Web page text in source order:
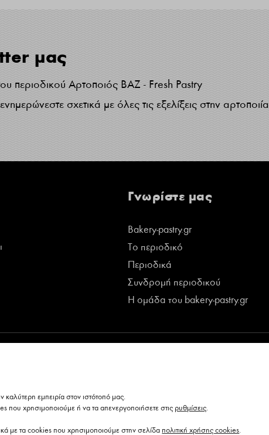
μας
περιοδικού Αρτοποιός ΒΑΖ - Fresh Pastry
σχετικά με όλες τις εξελίξεις στην αρτοποιία
Γνωρίστε μας
Bakery-pastry.gr
Το περιοδικό
Περιοδικά
Συνδρομή περιοδικού
Η ομάδα του bakery-pastry.gr
εμπειρία στον ιστότοπό μας.
που χρησιμοποιούμε ή να τα απενεργοποιήσετε στις ρυθμίσεις.
με τα cookies που χρησιμοποιούμε στην σελίδα πολιτική χρήσης cookies.